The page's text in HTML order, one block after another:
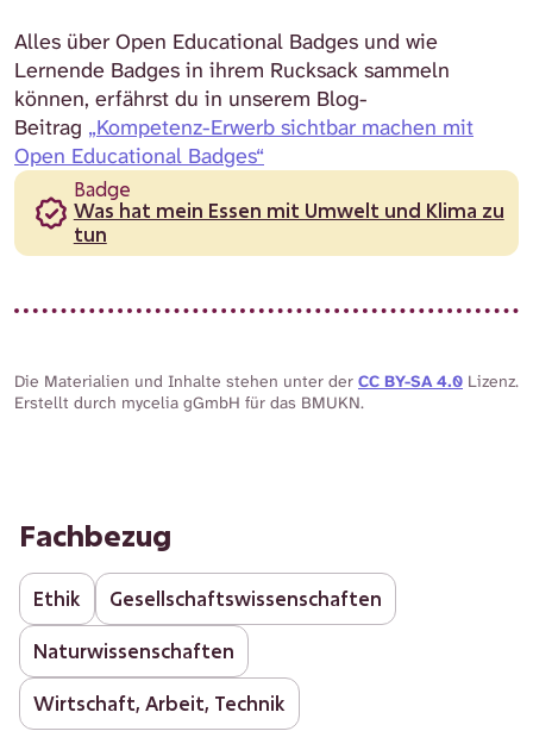
Alles über Open Educational Badges und wie
Lernende Badges in ihrem Rucksack sammeln
können, erfährst du in unserem Blog-
Beitrag „Kompetenz-Erwerb sichtbar machen mit
Open Educational Badges“
Badge
Was hat mein Essen mit Umwelt und Klima zu
tun
Die Materialien und Inhalte stehen unter der CC BY-SA 4.0 Lizenz.
Erstellt durch mycelia gGmbH für das BMUKN.
Fachbezug
Ethik Gesellschaftswissenschaften
Naturwissenschaften
Wirtschaft, Arbeit, Technik